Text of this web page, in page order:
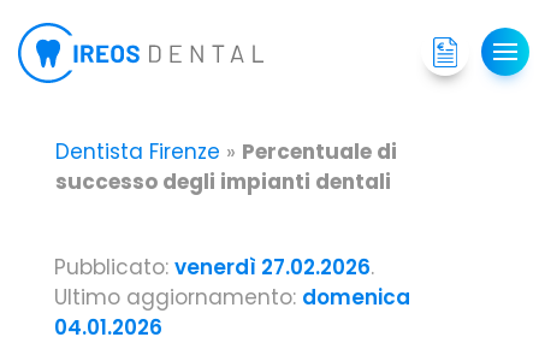
Dentista Firenze » Percentuale di
successo degli impianti dentali
Pubblicato: venerdì 27.02.2026.
Ultimo aggiornamento: domenica
04.01.2026